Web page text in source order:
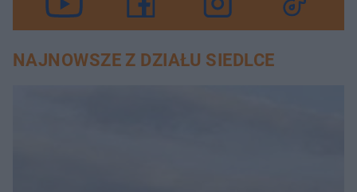
NAJNOWSZE Z DZIAŁU SIEDLCE